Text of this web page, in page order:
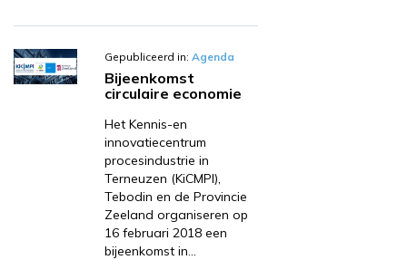
Gepubliceerd in: Agenda
Bijeenkomst
circulaire economie
Het Kennis-en
innovatiecentrum
procesindustrie in
Terneuzen (KiCMPI),
Tebodin en de Provincie
Zeeland organiseren op
16 februari 2018 een
bijeenkomst in…